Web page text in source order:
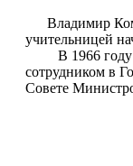
Владимир
учительницей
В 1966 году
сотрудником в
Совете